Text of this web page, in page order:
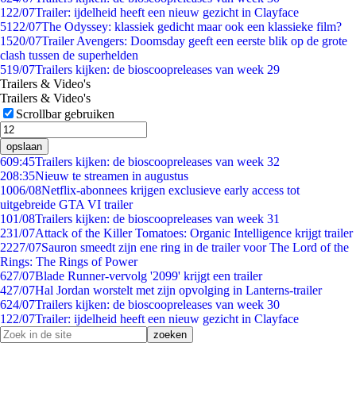
1 22/07Trailer: ijdelheid heeft een nieuw gezicht in Clayface
51 22/07The Odyssey: klassiek gedicht maar ook een klassieke film?
1520/07Trailer Avengers: Doomsday geeft een eerste blik op de grote
clash tussen de superhelden
519/07Trailers kijken: de bioscoopreleases van week 29
Trailers & Video's
Trailers & Video's
Scrollbar gebruiken
opslaan
609:45Trailers kijken: de bioscoopreleases van week 32
208:35Nieuw te streamen in augustus
1006/08Netflix-abonnees krijgen exclusieve early access tot
uitgebreide GTA VI trailer
101/08Trailers kijken: de bioscoopreleases van week 31
231/07Attack of the Killer Tomatoes: Organic Intelligence krijgt trailer
2227/07Sauron smeedt zijn ene ring in de trailer voor The Lord of the
Rings: The Rings of Power
627/07Blade Runner-vervolg '2099' krijgt een trailer
427/07Hal Jordan worstelt met zijn opvolging in Lanterns-trailer
624/07Trailers kijken: de bioscoopreleases van week 30
1 22/07Trailer: ijdelheid heeft een nieuw gezicht in Clayface